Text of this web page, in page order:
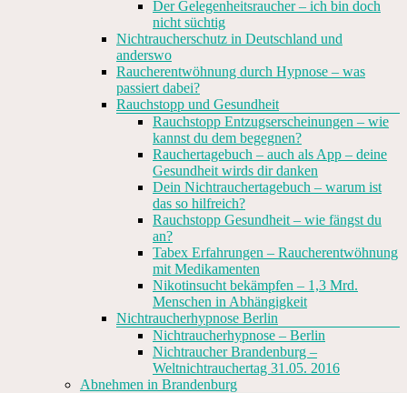
Der Gelegenheitsraucher – ich bin doch
nicht süchtig
Nichtraucherschutz in Deutschland und
anderswo
Raucherentwöhnung durch Hypnose – was
passiert dabei?
Rauchstopp und Gesundheit
Rauchstopp Entzugserscheinungen – wie
kannst du dem begegnen?
Rauchertagebuch – auch als App – deine
Gesundheit wirds dir danken
Dein Nichtrauchertagebuch – warum ist
das so hilfreich?
Rauchstopp Gesundheit – wie fängst du
an?
Tabex Erfahrungen – Raucherentwöhnung
mit Medikamenten
Nikotinsucht bekämpfen – 1,3 Mrd.
Menschen in Abhängigkeit
Nichtraucherhypnose Berlin
Nichtraucherhypnose – Berlin
Nichtraucher Brandenburg –
Weltnichtrauchertag 31.05. 2016
Abnehmen in Brandenburg